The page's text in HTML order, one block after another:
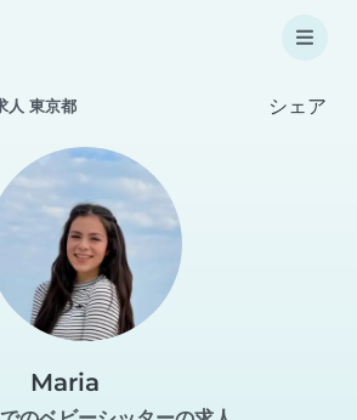
人 東京都 シェア
Maria